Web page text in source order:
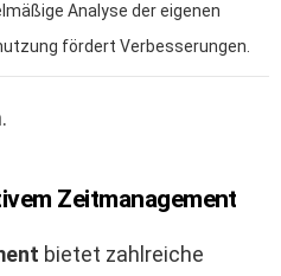
Analyse der eigenen
fördert Verbesserungen.
Zeitmanagement
bietet zahlreiche